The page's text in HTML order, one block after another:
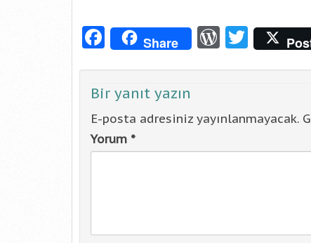
Facebook
Share
Bir yanıt yazın
E-posta adresiniz yayınlanmayacak.
Yorum *